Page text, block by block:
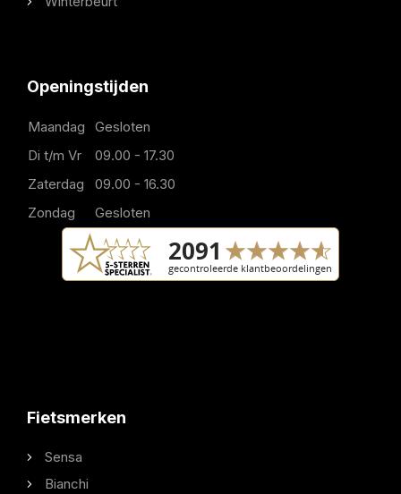
Openingstijden
Maandag
Gesloten
Di t/m Vr
09.00 - 17.30
Zaterdag
09.00 - 16.30
Zondag
Gesloten
Fietsmerken
Sensa
Bianchi